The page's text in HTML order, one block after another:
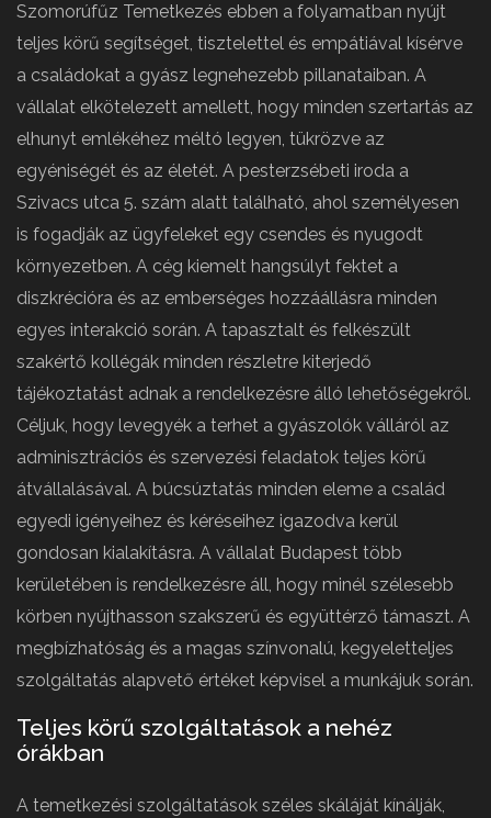
Szomorúfűz Temetkezés ebben a folyamatban nyújt
teljes körű segítséget, tisztelettel és empátiával kísérve
a családokat a gyász legnehezebb pillanataiban. A
vállalat elkötelezett amellett, hogy minden szertartás az
elhunyt emlékéhez méltó legyen, tükrözve az
egyéniségét és az életét. A pesterzsébeti iroda a
Szivacs utca 5. szám alatt található, ahol személyesen
is fogadják az ügyfeleket egy csendes és nyugodt
környezetben. A cég kiemelt hangsúlyt fektet a
diszkrécióra és az emberséges hozzáállásra minden
egyes interakció során. A tapasztalt és felkészült
szakértő kollégák minden részletre kiterjedő
tájékoztatást adnak a rendelkezésre álló lehetőségekről.
Céljuk, hogy levegyék a terhet a gyászolók válláról az
adminisztrációs és szervezési feladatok teljes körű
átvállalásával. A búcsúztatás minden eleme a család
egyedi igényeihez és kéréseihez igazodva kerül
gondosan kialakításra. A vállalat Budapest több
kerületében is rendelkezésre áll, hogy minél szélesebb
körben nyújthasson szakszerű és együttérző támaszt. A
megbízhatóság és a magas színvonalú, kegyeletteljes
szolgáltatás alapvető értéket képvisel a munkájuk során.
Teljes körű szolgáltatások a nehéz
órákban
A temetkezési szolgáltatások széles skáláját kínálják,